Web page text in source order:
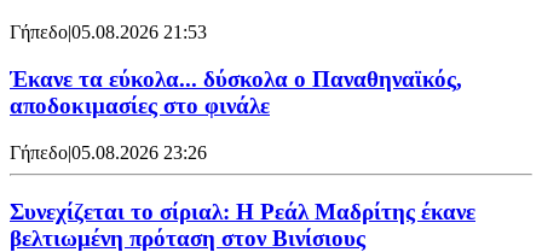
Γήπεδο|05.08.2026 21:53
Έκανε τα εύκολα... δύσκολα ο Παναθηναϊκός,
αποδοκιμασίες στο φινάλε
Γήπεδο|05.08.2026 23:26
Συνεχίζεται το σίριαλ: Η Ρεάλ Μαδρίτης έκανε
βελτιωμένη πρόταση στον Βινίσιους